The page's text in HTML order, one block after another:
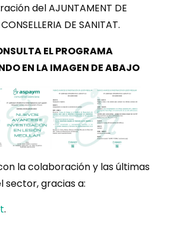
del AJUNTAMENT DE
DE SANITAT.
EL PROGRAMA
EN LA IMAGEN DE ABAJO
la colaboración y las últimas
sector, gracias a:
.